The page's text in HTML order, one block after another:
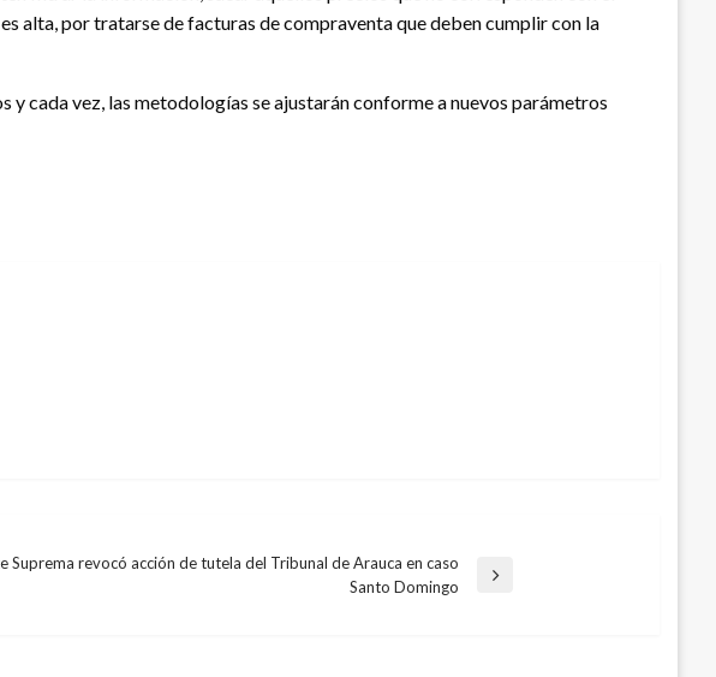
alta, por tratarse de facturas de compraventa que deben cumplir con la
cada vez, las metodologías se ajustarán conforme a nuevos parámetros
Suprema revocó acción de tutela del Tribunal de Arauca en caso
Santo Domingo